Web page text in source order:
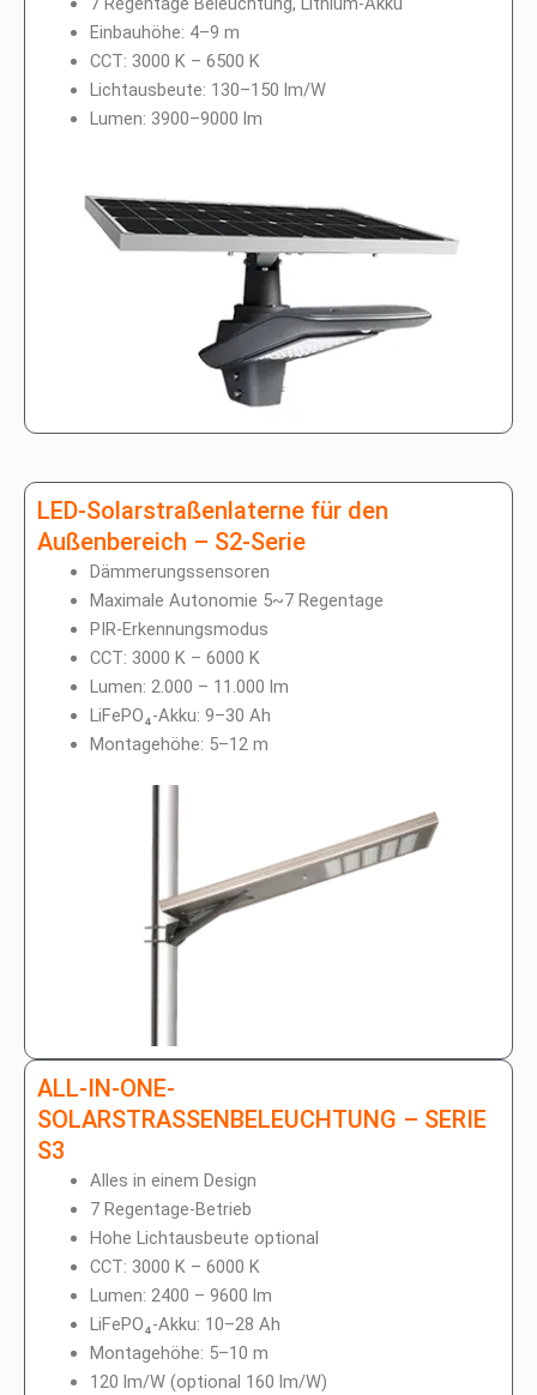
Einbauhöhe: 4–9 m
CCT: 3000 K – 6500 K
Lichtausbeute: 130–150 lm/W
Lumen: 3900–9000 lm
LED-Solarstraßenlaterne für den
Außenbereich – S2-Serie
Dämmerungssensoren
Maximale Autonomie 5~7 Regentage
PIR-Erkennungsmodus
CCT: 3000 K – 6000 K
Lumen: 2.000 – 11.000 lm
LiFePO₄-Akku: 9–30 Ah
Montagehöhe: 5–12 m
ALL-IN-ONE-
SOLARSTRASSENBELEUCHTUNG – SERIE S
3
Alles in einem Design
7 Regentage-Betrieb
Hohe Lichtausbeute optional
CCT: 3000 K – 6000 K
Lumen: 2400 – 9600 lm
LiFePO₄-Akku: 10–28 Ah
Montagehöhe: 5–10 m
120 lm/W (optional 160 lm/W)